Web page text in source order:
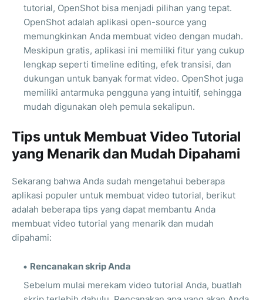
tutorial, OpenShot bisa menjadi pilihan yang tepat.
OpenShot adalah aplikasi open-source yang
memungkinkan Anda membuat video dengan mudah.
Meskipun gratis, aplikasi ini memiliki fitur yang cukup
lengkap seperti timeline editing, efek transisi, dan
dukungan untuk banyak format video. OpenShot juga
memiliki antarmuka pengguna yang intuitif, sehingga
mudah digunakan oleh pemula sekalipun.
Tips untuk Membuat Video Tutorial
yang Menarik dan Mudah Dipahami
Sekarang bahwa Anda sudah mengetahui beberapa
aplikasi populer untuk membuat video tutorial, berikut
adalah beberapa tips yang dapat membantu Anda
membuat video tutorial yang menarik dan mudah
dipahami:
Rencanakan skrip Anda
Sebelum mulai merekam video tutorial Anda, buatlah